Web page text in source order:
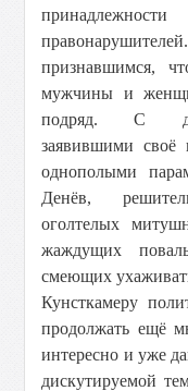
признавшимся,
мужчины и
подряд. С
заявившими своё
однополыми
Денёв,
оголтелых
жаждущих
смеющих
Кунсткамеру
продолжать ещё
интересно и уже
дискутируемой